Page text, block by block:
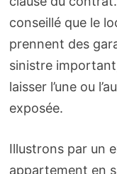
conseillé que le
prennent des
sinistre
laisser l’une ou
exposée.
Illustrons par un
appartement en